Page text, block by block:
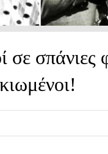
σε σπάνιες